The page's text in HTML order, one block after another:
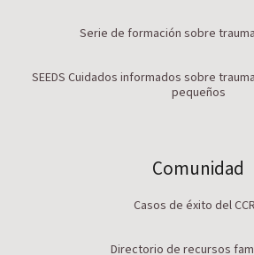
Serie de formación sobre
SEEDS Cuidados informados sobre
pequeños
Comunidad
Casos de éxito del
Directorio de recursos